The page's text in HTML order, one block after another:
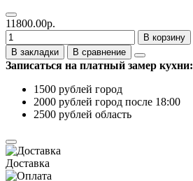
11800.00р.
В корзину
В закладки
В сравнение
Записаться на платный замер кухни:
1500 рублей город
2000 рублей город после 18:00
2500 рублей область
Доставка